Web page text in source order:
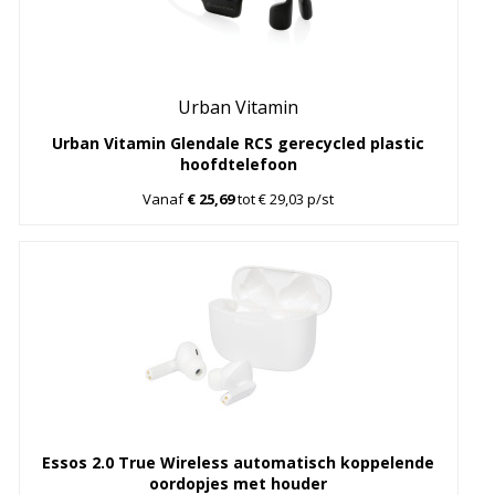
Urban Vitamin
Urban Vitamin Glendale RCS gerecycled plastic
hoofdtelefoon
Vanaf€ 25,69tot € 29,03 p/st
Essos 2.0 True Wireless automatisch koppelende
oordopjes met houder